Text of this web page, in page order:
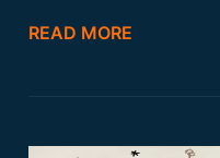
READ MORE